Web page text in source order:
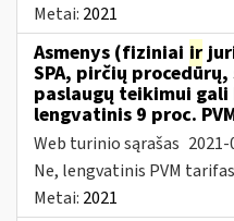
Metai: 2021
Asmenys (fiziniai ir
SPA, pirčių
paslaugų teikimui
lengvatinis 9 proc.
Web turinio sąrašas
Ne, lengvatinis PVM
Metai: 2021